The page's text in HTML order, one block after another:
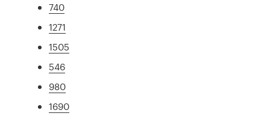
740
1271
1505
546
980
1690